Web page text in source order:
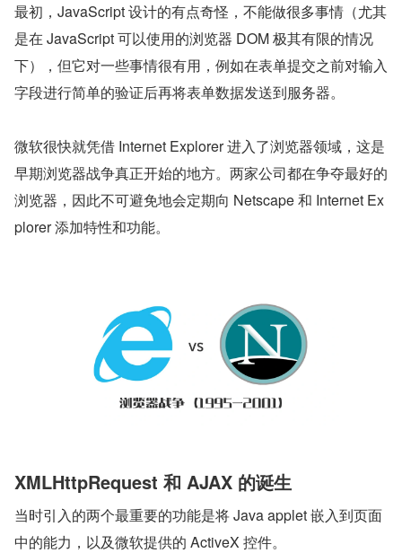
最初，JavaScript 设计的有点奇怪，不能做很多事情（尤其
是在 JavaScript 可以使用的浏览器 DOM 极其有限的情况
下），但它对一些事情很有用，例如在表单提交之前对输入
字段进行简单的验证后再将表单数据发送到服务器。
微软很快就凭借 Internet Explorer 进入了浏览器领域，这是
早期浏览器战争真正开始的地方。两家公司都在争夺最好的
浏览器，因此不可避免地会定期向 Netscape 和 Internet Ex
plorer 添加特性和功能。
XMLHttpRequest 和 AJAX 的诞生
当时引入的两个最重要的功能是将 Java applet 嵌入到页面
中的能力，以及微软提供的 ActiveX 控件。